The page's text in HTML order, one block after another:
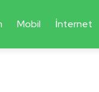
Mobil İnternet